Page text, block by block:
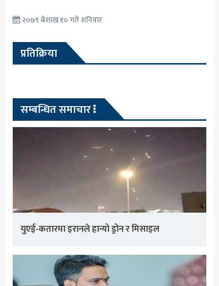
२०७९ बैशाख १० गते शनिवार
प्रतिक्रिया
सम्बन्धित समाचार
युएई-कतारमा इरानले हान्यो ड्रोन र मिसाइल